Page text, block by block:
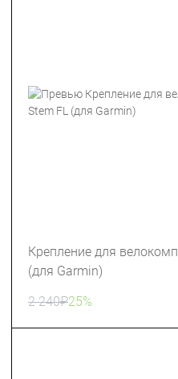
Крепление для
(для Garmin)
2 240₽25%